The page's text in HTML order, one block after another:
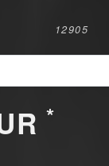
12905
*